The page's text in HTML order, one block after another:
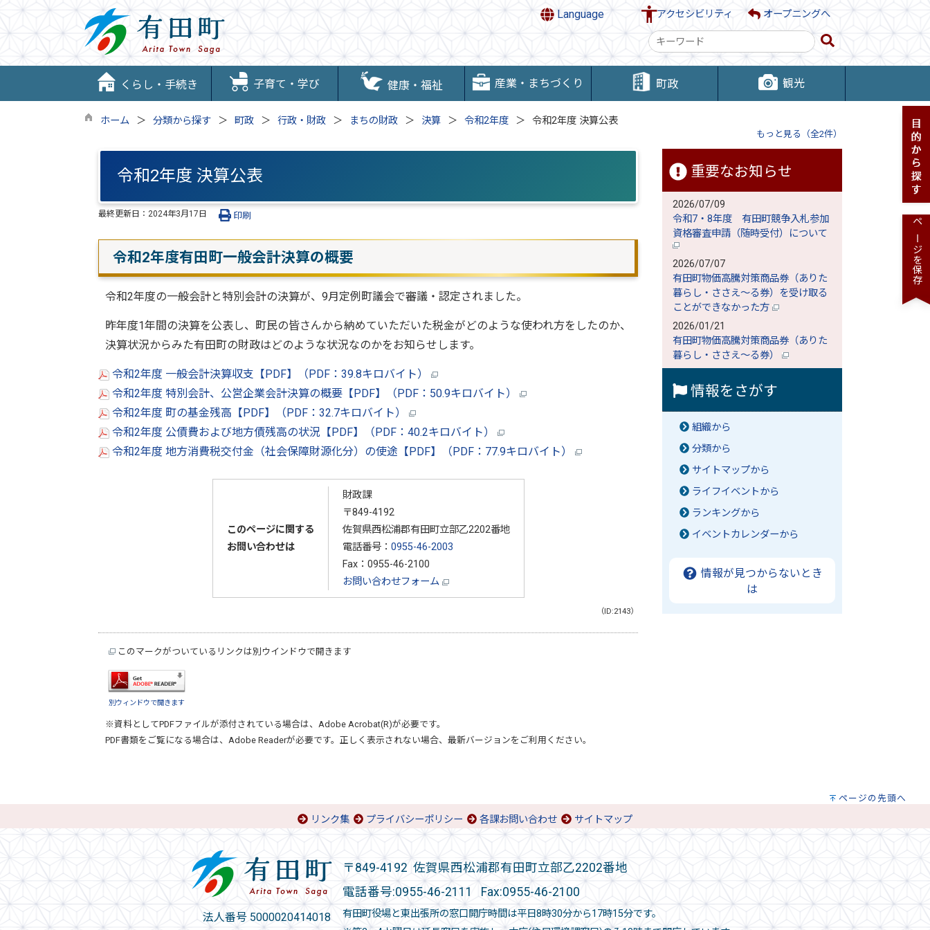
Language アクセシビリティ オープニングへ
検
索
キ
ー
くらし・手続き 子育て・学び 健康・福祉 産業・まちづくり 町政 観光
ホーム 分類から探す 町政 行政・財政 まちの財政 決算 令和2年度 令和2年度 決算公表
もっと見る（全2件）
令和2年度 決算公表
最終更新日： 2024年3月17日 印刷
令和2年度有田町一般会計決算の概要
令和2年度の一般会計と特別会計の決算が、9月定例町議会で審議・認定されました。
昨年度1年間の決算を公表し、町民の皆さんから納めていただいた税金がどのような使われ方をしたのか、
決算状況からみた有田町の財政はどのような状況なのかをお知らせします。
令和2年度 一般会計決算収支【PDF】（PDF：39.8キロバイト）
令和2年度 特別会計、公営企業会計決算の概要【PDF】（PDF：50.9キロバイト）
令和2年度 町の基金残高【PDF】（PDF：32.7キロバイト）
令和2年度 公債費および地方債残高の状況【PDF】（PDF：40.2キロバイト）
令和2年度 地方消費税交付金（社会保障財源化分）の使途【PDF】（PDF：77.9キロバイト）
このページに関する
お問い合わせは
財政課
〒849-4192
佐賀県西松浦郡有田町立部乙2202番地
電話番号： 0955-46-2003
Fax：0955-46-2100
お問い合わせフォーム
（ID:2143）
このマークがついているリンクは別ウインドウで開きます
別ウィンドウで開きます
※資料としてPDFファイルが添付されている場合は、 Adobe Acrobat(R)が必要です。
PDF書類をご覧になる場合は、 Adobe Readerが必要です。正しく表示されない場合、最新バージョンをご利用ください。
重要なお知らせ
2026/07/09
令和7・8年度 有田町競争入札参加
資格審査申請（随時受付）について
2026/07/07
有田町物価高騰対策商品券（ありた
暮らし・ささえ～る券）を受け取る
ことができなかった方
2026/01/21
有田町物価高騰対策商品券（ありた
暮らし・ささえ～る券）
情報をさがす
組織から
分類から
サイトマップから
ライフイベントから
ランキングから
イベントカレンダーから
情報が見つからないとき
は
ページの先頭へ
リンク集 プライバシーポリシー 各課お問い合わせ サイトマップ
法人番号 5000020414018
〒849-4192 佐賀県西松浦郡有田町立部乙2202番地
電話番号:0955-46-2111 Fax:0955-46-2100
有田町役場と東出張所の窓口開庁時間は平日8時30分から17時15分です。
ページを保存